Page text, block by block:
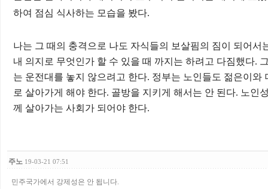
하여 점심 식사하는 모습을 봤다.
나는 그 때의 충격으로 나도 자식들의 보살핌의 짐이 되어서
내 의지로 무엇인가 할 수 있을 때 까지는 하려고 다짐했다.
는 운전대를 놓지 않으려고 한다. 정부는 노인들도 젊은이와
로 살아가게 해야 한다. 골방을 지키게 해서는 안 된다. 노인
께 살아가는 사회가 되어야 한다.
주노 19-03-21 07:51
민주국가에서 강제성은 안 됩니다.